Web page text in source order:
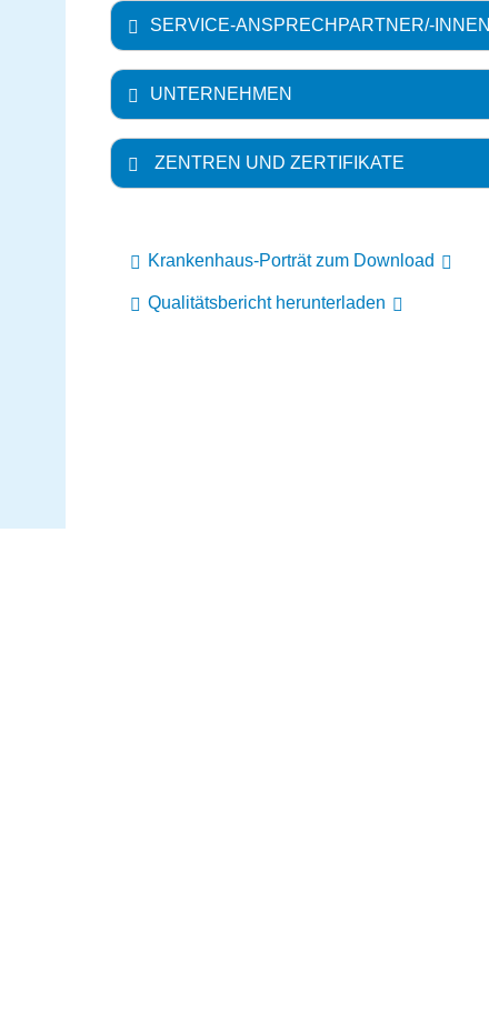
SERVICE-ANSPRECHPARTNER/-INNEN
UNTERNEHMEN
ZENTREN UND ZERTIFIKATE
Krankenhaus-Porträt zum Download
Qualitätsbericht herunterladen